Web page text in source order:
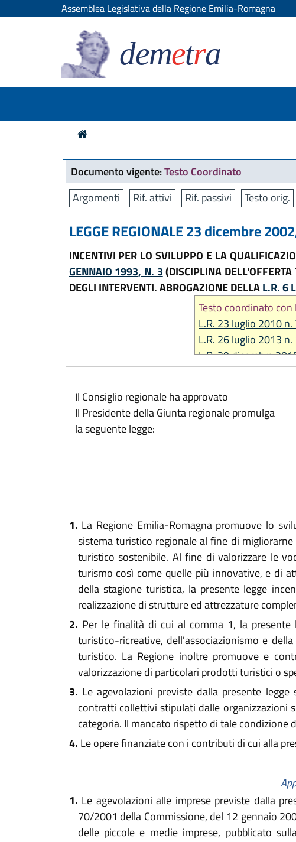
Assemblea Legislativa della Regione Emilia-Romagna
demetra
Documento vigente:Testo Coordinato
Argomenti
Rif. attivi Rif. passivi Testo orig.
LEGGE REGIONALE 23 dicembre
INCENTIVI PER LO SVILUPPO E LA
GENNAIO 1993, N. 3(DISCIPLINA
DEGLI INTERVENTI. ABROGAZIONE DELLAL.R. 6
Testo coordinato
L.R. 23 luglio 2010 n.
L.R. 26 luglio 2013 n.
L.R. 29 dicembre
L.R. 29 maggio
L.R. 21 ottobre 2021,
L.R. 28 dicembre
Il Consiglio regionale ha approvato
Il Presidente della Giunta regionale promulga
la seguente legge:
1. La Regione Emilia-Romagna promuove lo
sistema turistico regionale al fine di
turistico sostenibile. Al fine di valorizzare le
turismo così come quelle più innovative, e di
della stagione turistica, la presente legge
realizzazione di strutture ed attrezzature
2. Per le finalità di cui al comma 1, la
turistico-ricreative, dell'associazionismo e
turistico. La Regione inoltre promuove e
valorizzazione di particolari prodotti turistici o
3. Le agevolazioni previste dalla presente
contratti collettivi stipulati dalle organizzazioni
categoria. Il mancato rispetto di tale
4. Le opere finanziate con i contributi di cui alla
1. Le agevolazioni alle imprese previste dalla
70/2001 della Commissione, del 12 gennaio
delle piccole e medie imprese, pubblicato